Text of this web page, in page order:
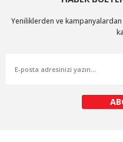
Yeniliklerden ve